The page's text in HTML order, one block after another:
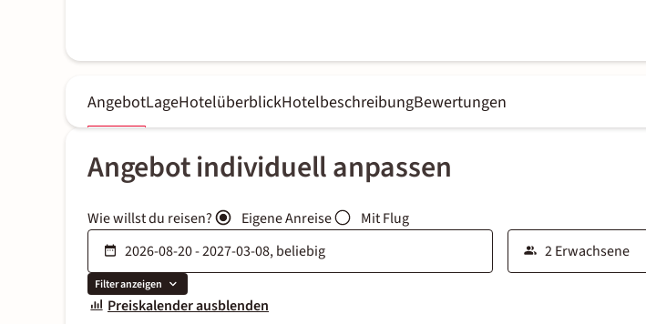
AngebotLageHotelüberblickHotelbeschreibungBewertungen
Angebot individuell anpassen
Wie willst du reisen? Eigene Anreise Mit Flug
Filter anzeigen
Preiskalender ausblenden